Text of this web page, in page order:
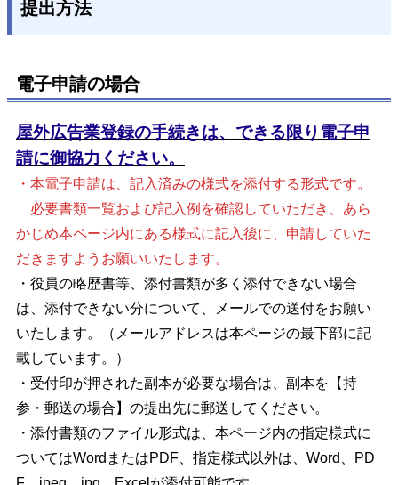
提出方法
電子申請の場合
屋外広告業登録の手続きは、できる限り電子申
請に御協力ください。
・本電子申請は、記入済みの様式を添付する形式です。
必要書類一覧および記入例を確認していただき、あら
かじめ本ページ内にある様式に記入後に、申請していた
だきますようお願いいたします。
・役員の略歴書等、添付書類が多く添付できない場合
は、添付できない分について、メールでの送付をお願い
いたします。（メールアドレスは本ページの最下部に記
載しています。）
・受付印が押された副本が必要な場合は、副本を【持
参・郵送の場合】の提出先に郵送してください。
・添付書類のファイル形式は、本ページ内の指定様式に
ついてはWordまたはPDF、指定様式以外は、Word、PD